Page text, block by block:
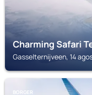
Charming Safari
Gasselternijveen, 14
BORGER